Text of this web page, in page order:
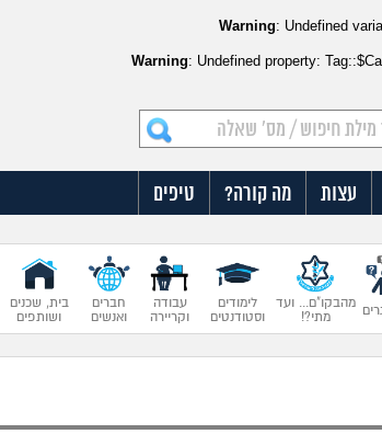
Warning: Undefined
Warning: Undefined property:
עצות מה קורה? טיפים
מהבקו"ם... ועד
מתי?!
לימודים
וסטודנטים
עבודה
וקריירה
חברים
ואנשים
בית, שכנים
ושותפים